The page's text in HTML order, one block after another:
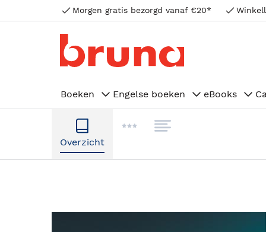
Morgen gratis bezorgd vanaf €20*
Boeken Engelse boeken eBooks
Overzicht